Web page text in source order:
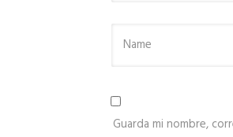
Guarda mi nombre,